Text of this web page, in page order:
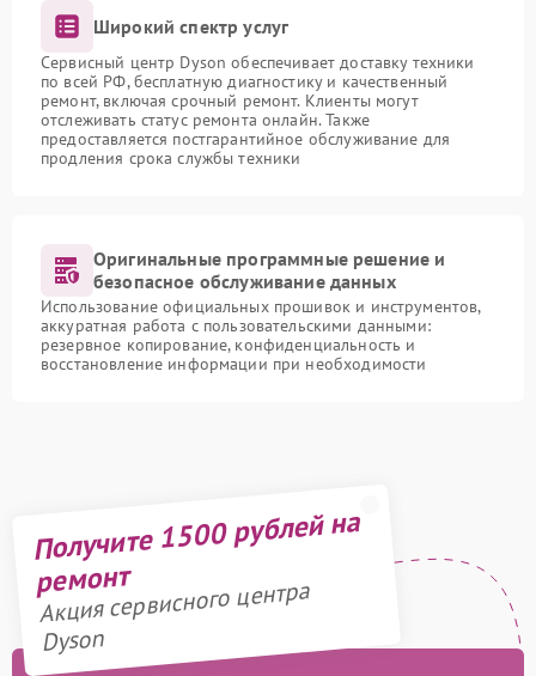
Широкий спектр услуг
Сервисный центр Dyson обеспечивает доставку техники
по всей РФ, бесплатную диагностику и качественный
ремонт, включая срочный ремонт. Клиенты могут
отслеживать статус ремонта онлайн. Также
предоставляется постгарантийное обслуживание для
продления срока службы техники
Оригинальные программные решение и
безопасное обслуживание данных
Использование официальных прошивок и инструментов,
аккуратная работа с пользовательскими данными:
резервное копирование, конфиденциальность и
восстановление информации при необходимости
Получите 1500 рублей на
ремонт
Акция сервисного центра
Dyson